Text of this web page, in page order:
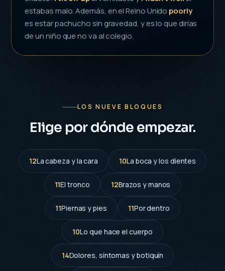
estabas malo. Además, en el Reino Unido poorly
es estar pachucho sin gravedad, y es lo que dirías
de un niño que no va al colegio.
LOS NUEVE BLOQUES
Elige por dónde empezar.
12La cabeza y la cara 10La boca y los dientes
11El tronco 12Brazos y manos
11Piernas y pies 11Por dentro
10Lo que hace el cuerpo
14Dolores, síntomas y botiquín